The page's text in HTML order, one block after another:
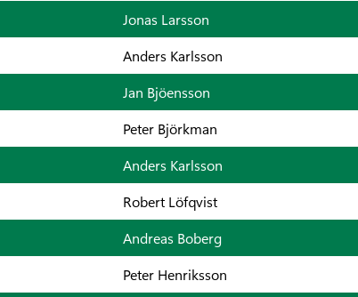
Jonas Larsson
Anders Karlsson
Jan Bjöensson
Peter Björkman
Anders Karlsson
Robert Löfqvist
Andreas Boberg
Peter Henriksson